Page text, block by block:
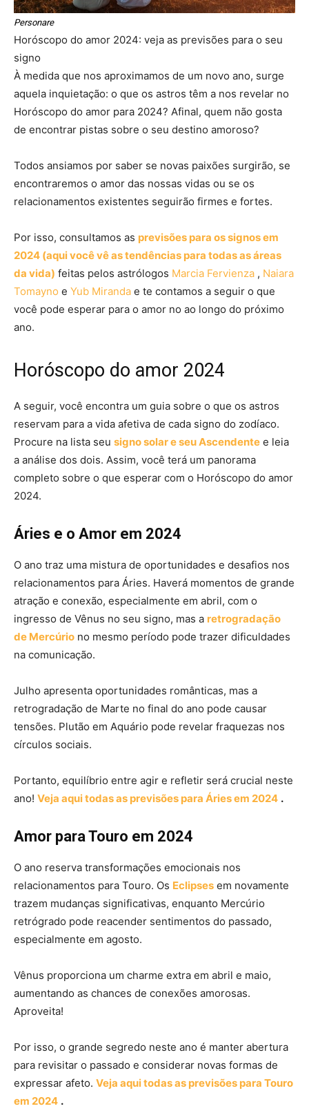
Personare
Horóscopo do amor 2024: veja as previsões para o seu
signo
À medida que nos aproximamos de um novo ano, surge
aquela inquietação: o que os astros têm a nos revelar no
Horóscopo do amor para 2024? Afinal, quem não gosta
de encontrar pistas sobre o seu destino amoroso?
Todos ansiamos por saber se novas paixões surgirão, se
encontraremos o amor das nossas vidas ou se os
relacionamentos existentes seguirão firmes e fortes.
Por isso, consultamos as previsões para os signos em
2024 (aqui você vê as tendências para todas as áreas
da vida) feitas pelos astrólogos Marcia Fervienza , Naiara
Tomayno e Yub Miranda e te contamos a seguir o que
você pode esperar para o amor no ao longo do próximo
ano.
Horóscopo do amor 2024
A seguir, você encontra um guia sobre o que os astros
reservam para a vida afetiva de cada signo do zodíaco.
Procure na lista seu signo solar e seu Ascendente e leia
a análise dos dois. Assim, você terá um panorama
completo sobre o que esperar com o Horóscopo do amor
2024.
Áries e o Amor em 2024
O ano traz uma mistura de oportunidades e desafios nos
relacionamentos para Áries. Haverá momentos de grande
atração e conexão, especialmente em abril, com o
ingresso de Vênus no seu signo, mas a retrogradação
de Mercúrio no mesmo período pode trazer dificuldades
na comunicação.
Julho apresenta oportunidades românticas, mas a
retrogradação de Marte no final do ano pode causar
tensões. Plutão em Aquário pode revelar fraquezas nos
círculos sociais.
Portanto, equilíbrio entre agir e refletir será crucial neste
ano! Veja aqui todas as previsões para Áries em 2024 .
Amor para Touro em 2024
O ano reserva transformações emocionais nos
relacionamentos para Touro. Os Eclipses em novamente
trazem mudanças significativas, enquanto Mercúrio
retrógrado pode reacender sentimentos do passado,
especialmente em agosto.
Vênus proporciona um charme extra em abril e maio,
aumentando as chances de conexões amorosas.
Aproveita!
Por isso, o grande segredo neste ano é manter abertura
para revisitar o passado e considerar novas formas de
expressar afeto. Veja aqui todas as previsões para Touro
em 2024 .